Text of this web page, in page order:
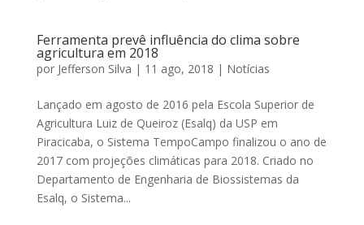
Ferramenta prevê influência do clima sobre
agricultura em 2018
por Jefferson Silva | 11 ago, 2018 | Notícias
Lançado em agosto de 2016 pela Escola Superior de
Agricultura Luiz de Queiroz (Esalq) da USP em
Piracicaba, o Sistema TempoCampo finalizou o ano de
2017 com projeções climáticas para 2018. Criado no
Departamento de Engenharia de Biossistemas da
Esalq, o Sistema...